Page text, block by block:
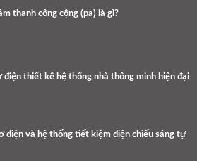
thanh công cộng (pa) là gì?
điện thiết kế hệ thống nhà thông minh hiện đại
điện và hệ thống tiết kiệm điện chiếu sáng tự